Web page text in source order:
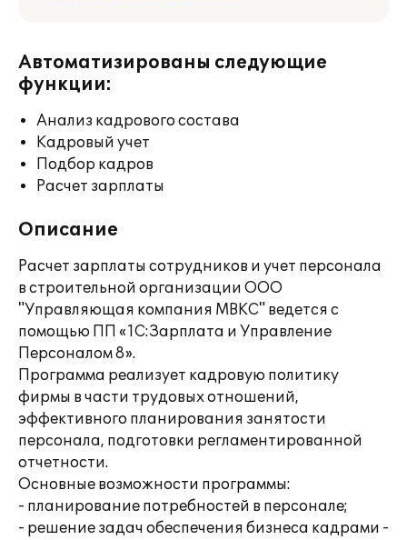
Автоматизированы следующие
функции:
Анализ кадрового состава
Кадровый учет
Подбор кадров
Расчет зарплаты
Описание
Расчет зарплаты сотрудников и учет персонала
в строительной организации ООО
"Управляющая компания МВКС" ведется с
помощью ПП «1C:Зарплата и Управление
Персоналом 8».
Программа реализует кадровую политику
фирмы в части трудовых отношений,
эффективного планирования занятости
персонала, подготовки регламентированной
отчетности.
Основные возможности программы:
- планирование потребностей в персонале;
- решение задач обеспечения бизнеса кадрами -